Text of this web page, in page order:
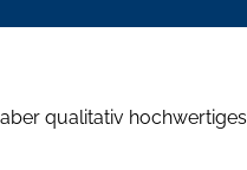
qualitativ hochwertiges